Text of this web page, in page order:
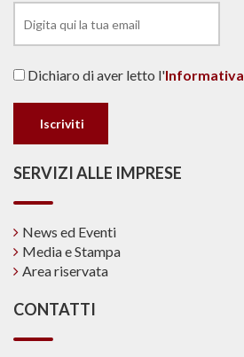
Dichiaro di aver letto l'Informativa
SERVIZI ALLE IMPRESE
News ed Eventi
Media e Stampa
Area riservata
CONTATTI